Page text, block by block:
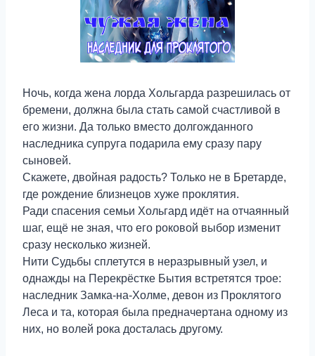
Ночь, когда жена лорда Хольгарда разрешилась от
бремени, должна была стать самой счастливой в
его жизни. Да только вместо долгожданного
наследника супруга подарила ему сразу пару
сыновей.
Скажете, двойная радость? Только не в Бретарде,
где рождение близнецов хуже проклятия.
Ради спасения семьи Хольгард идёт на отчаянный
шаг, ещё не зная, что его роковой выбор изменит
сразу несколько жизней.
Нити Судьбы сплетутся в неразрывный узел, и
однажды на Перекрёстке Бытия встретятся трое:
наследник Замка-на-Холме, девон из Проклятого
Леса и та, которая была предначертана одному из
них, но волей рока досталась другому.